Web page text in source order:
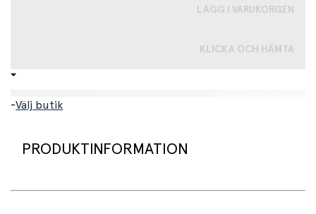
LÄGG I VARUKORGEN
KLICKA OCH HÄMTA
-Välj butik
PRODUKTINFORMATION